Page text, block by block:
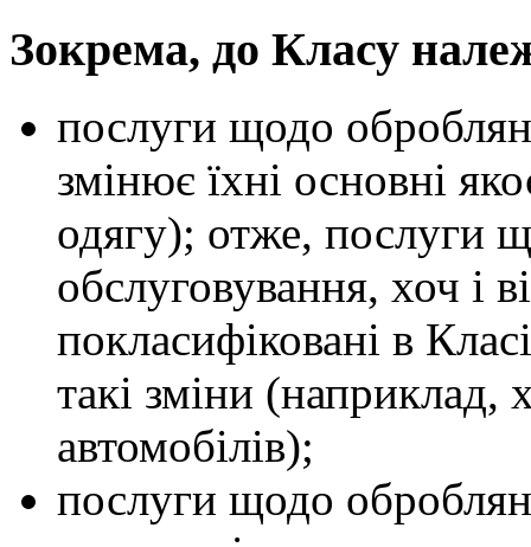
Зокрема, до Класу
послуги щодо
змінює їхні основні
одягу); отже, послуги
обслуговування, хоч і
покласифіковані в
такі зміни (наприклад,
автомобілів);
послуги щодо